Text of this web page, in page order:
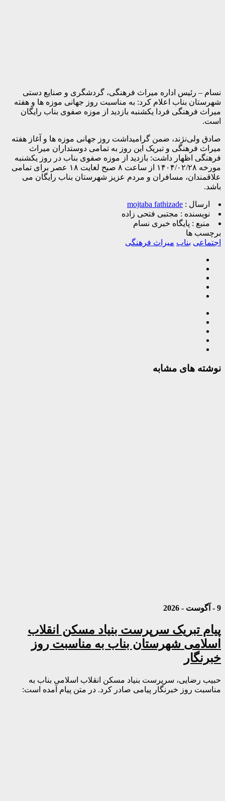
نسام – رئیس اداره میراث فرهنگی، گردشگری و صنایع دستی
شهرستان بناب اعلام کرد: به مناسبت روز جهانی موزه ها و هفته
میراث فرهنگی فردا یکشنبه بازدید از موزه صفوی بناب رایگان
است.
صادق ولی‌نژند، ضمن گرامیداشت روز جهانی موزه ها و آغاز هفته
میراث فرهنگی و تبریک این روز به تمامی دوستداران میراث
فرهنگی اظهار داشت: بازدید از موزه صفوی بناب در روز یکشنبه
مورخه ۱۴۰۴/۰۲/۲۸ از ساعت ۸ صبح لغایت ۱۸ عصر برای تمامی
علاقمندان، مسافران و مردم عزیز شهرستان بناب رایگان می
باشد.
ارسال : mojtaba fathizade
نویسنده : مجتبی فتحی زاده
منبع : پایگاه خبری نسام
برچسب ها
اجتماعی بناب میراث فرهنگی
نوشته های مشابه
9 - آگوست - 2026
پیام تبریک سرپرست بنیاد مسکن انقلاب
اسلامی شهرستان بناب به مناسبت روز
خبرنگار
حبیب رضایی، سرپرست بنیاد مسکن انقلاب اسلامی بناب به
مناسبت روز خبرنگار پیامی صادر کرد. در متن پیام آمده است: